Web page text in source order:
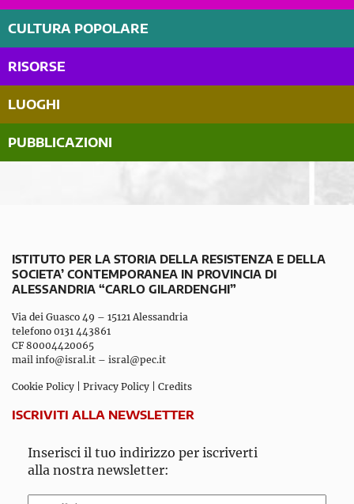
CULTURA POPOLARE
RISORSE
LUOGHI
PUBBLICAZIONI
ISTITUTO PER LA STORIA DELLA RESISTENZA E DELLA
SOCIETA’ CONTEMPORANEA IN PROVINCIA DI
ALESSANDRIA “CARLO GILARDENGHI”
Via dei Guasco 49 – 15121 Alessandria
telefono 0131 443861
CF 80004420065
mail info@isral.it – isral@pec.it
Cookie Policy Privacy Policy Credits
ISCRIVITI ALLA NEWSLETTER
Inserisci il tuo indirizzo per iscriverti
alla nostra newsletter: